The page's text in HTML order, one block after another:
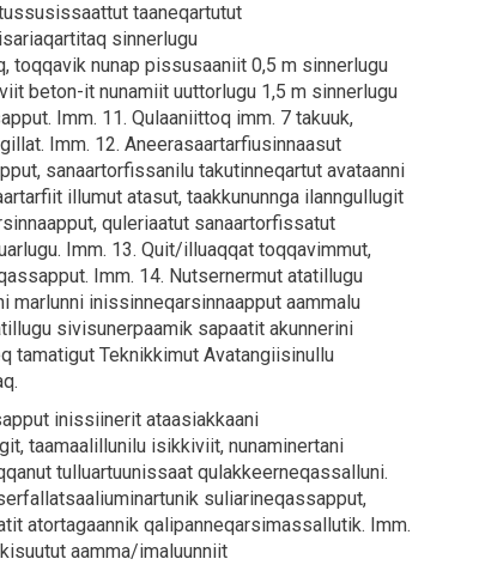
taaneqartutut
sinnerlugu
nunap pissusaaniit 0,5 m sinnerlugu
beton-it nunamiit uuttorlugu 1,5 m sinnerlugu
Imm. 11. Qulaaniittoq imm. 7 takuuk,
Imm. 12. Aneerasaartarfiusinnaasut
sanaartorfissanilu takutinneqartut avataanni
illumut atasut, taakkununnga ilanngullugit
quleriaatut sanaartorfissatut
Imm. 13. Quit/illuaqqat toqqavimmut,
Imm. 14. Nutsernermut atatillugu
inissinneqarsinnaapput aammalu
sivisunerpaamik sapaatit akunnerini
tamatigut Teknikkimut Avatangiisinullu
inissiinerit ataasiakkaani
taamaalillunilu isikkiviit, nunaminertani
tulluartuunissaat qulakkeerneqassalluni.
suliarineqassapput,
atortagaannik qalipanneqarsimassallutik. Imm.
aamma/imaluunniit